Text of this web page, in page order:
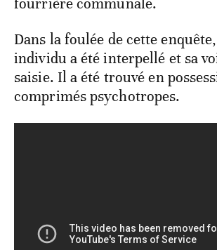
fourrière communale.
Dans la foulée de cette
individu a été interpellé et sa
saisie. Il a été trouvé en
comprimés psychotropes.